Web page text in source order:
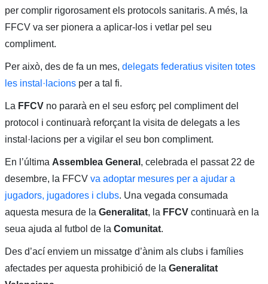
per complir rigorosament els protocols sanitaris. A més, la
FFCV va ser pionera a aplicar-los i vetlar pel seu
compliment.
Per això, des de fa un mes, delegats federatius visiten totes
les instal·lacionsper a tal fi.
La FFCV no pararà en el seu esforç pel compliment del
protocol i continuarà reforçant la visita de delegats a les
instal·lacions per a vigilar el seu bon compliment.
En l’última Assemblea General , celebrada el passat 22 de
desembre, la FFCV va adoptar mesures per a ajudar a
jugadors, jugadores i clubs. Una vegada consumada
aquesta mesura de la Generalitat, la FFCV continuarà en la
seua ajuda al futbol de la Comunitat.
Des d’ací enviem un missatge d’ànim als clubs i famílies
afectades per aquesta prohibició de la Generalitat